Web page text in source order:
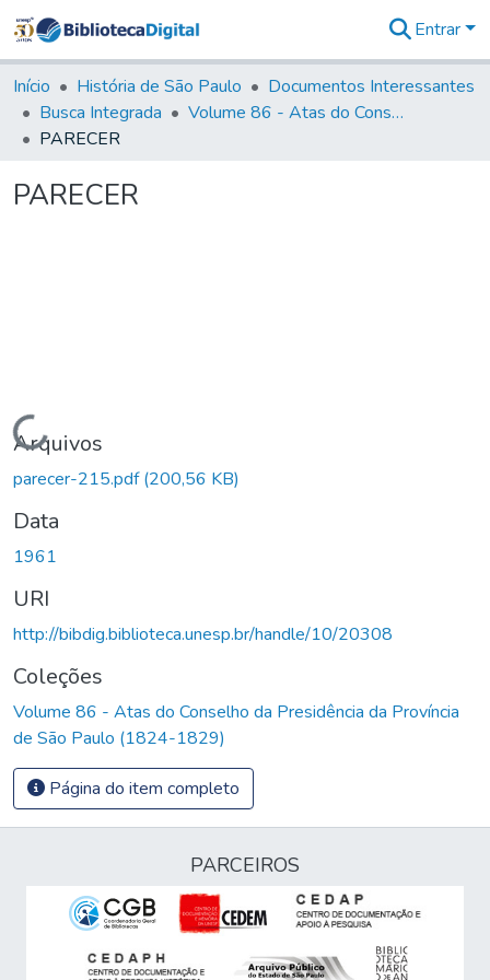
&
Coleções
Tudo na
Entrar
Início História de São Paulo
Documentos Interessantes
Busca Integrada
Volume 86 - Atas do Conselho da Presidência da Província de São Paulo (1824-1829)
PARECER
PARECER
Carregando...
Arquivos
parecer-215.pdf(200,56 KB)
Data
1961
URI
http://bibdig.biblioteca.unesp.br/handle/10/20308
Coleções
Volume 86 - Atas do Conselho da Presidência da Província
de São Paulo (1824-1829)
Página do item completo
PARCEIROS